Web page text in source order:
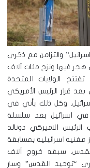
70 لقيام “دولة اسرائيل” والتزامن مع ذكرى
الفلسطيني عام 1948 التي هجر فيها ونزح مئات آلاف
الولايات المتحدة
قرار الرئيس الأمريكي
وكل ذلك يأتي في
اسرائيل بعد سلسلة
الاميركي دونالد
مغنية اسرائيلية بمسابقة
للقدس. سبقه خروج آلاف
“توحيد القدس” وسار